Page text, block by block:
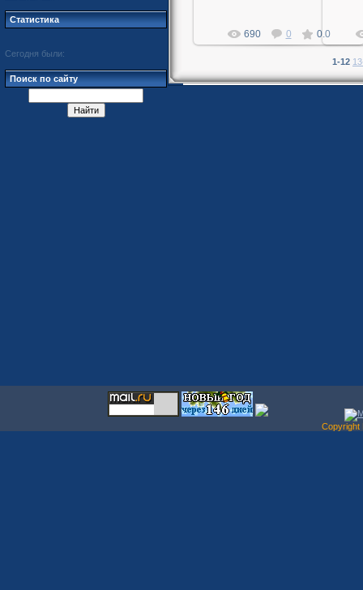
Статистика
Сегодня были:
Поиск по сайту
690 0 0.0
1-12